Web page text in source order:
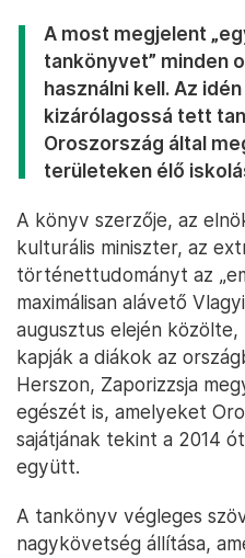
A most megjelent
tankönyvet” minden
használni kell. Az
kizárólagossá tett
Oroszország által
területeken élő
A könyv szerzője, az
kulturális miniszter, az
történettudományt az
maximálisan alávető
augusztus elején
kapják a diákok az
Herszon, Zaporizzsja
egészét is, amelyeket
sajátjának tekint a 2014
együtt.
A tankönyv végleges
nagykövetség állítása,